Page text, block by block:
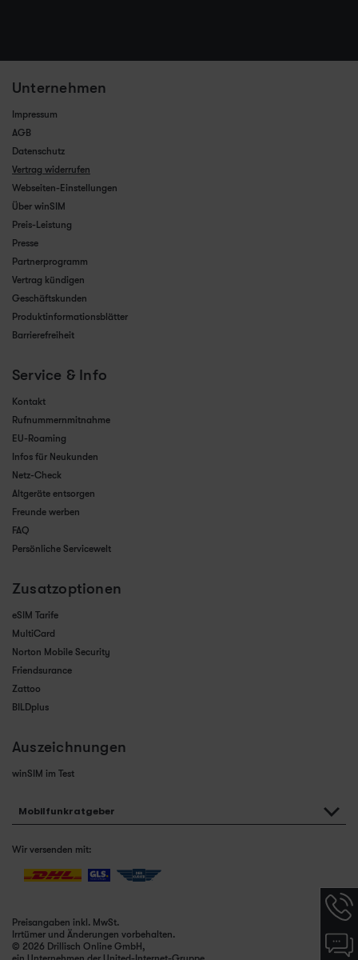
Unternehmen
Impressum
AGB
Datenschutz
Vertrag widerrufen
Webseiten-Einstellungen
Über winSIM
Preis-Leistung
Presse
Partnerprogramm
Vertrag kündigen
Geschäftskunden
Produktinformationsblätter
Barrierefreiheit
Service & Info
Kontakt
Rufnummernmitnahme
EU-Roaming
Infos für Neukunden
Netz-Check
Altgeräte entsorgen
Freunde werben
FAQ
Persönliche Servicewelt
Zusatzoptionen
eSIM Tarife
MultiCard
Norton Mobile Security
Friendsurance
Zattoo
BILDplus
Auszeichnungen
winSIM im Test
Mobilfunkratgeber
Wir versenden mit:
Preisangaben inkl. MwSt.
Irrtümer und Änderungen vorbehalten.
© 2026 Drillisch Online GmbH,
Chat-